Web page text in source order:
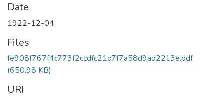
Date
1922-12-04
Files
fe908f767f4c773f2ccdfc21d7f7a58d9ad2213e.pdf
(650.98 KB)
URI